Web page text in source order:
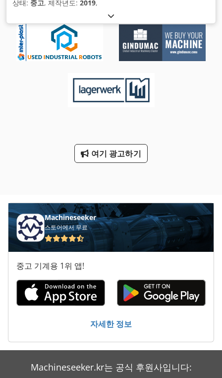
상태: 중고, 제작년도: 2019,
여기 광고하기
Machineseeker
스토어에서 무료
중고 기계용 1위 앱!
자세한 정보
Machineseeker.kr는 공식 후원사입니다: